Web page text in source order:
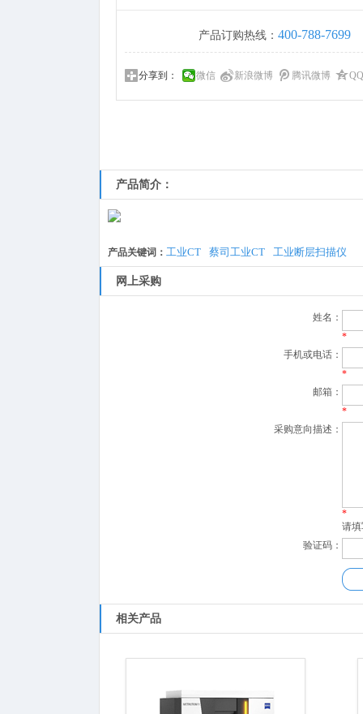
产品订购热线： 400-788-7699
分享到： 微信 新浪微博 腾讯微博
产品简介：
产品关键词： 工业CT 蔡司工业CT 工业断层扫描仪
网上采购
姓名：
*
手机或电话：
*
邮箱：
*
采购意向描述：
*
请
验证码：
相关产品